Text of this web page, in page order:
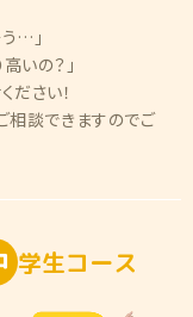
…」
いの？」
ださい！
相談できますのでご
学生コース